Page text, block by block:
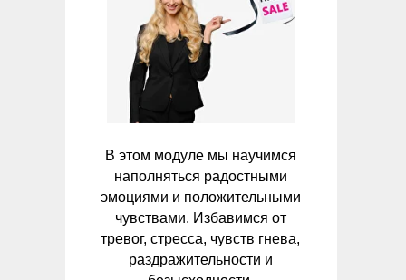
В этом модуле мы научимся
наполняться радостными
эмоциями и положительными
чувствами. Избавимся от
тревог, стресса, чувств гнева,
раздражительности и